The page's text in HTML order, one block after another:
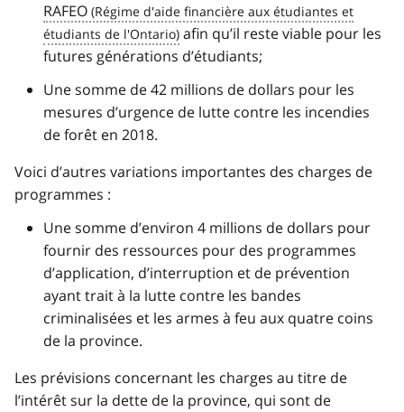
RAFEO
afin qu’il reste viable pour les
futures générations d’étudiants;
Une somme de 42 millions de dollars pour les
mesures d’urgence de lutte contre les incendies
de forêt en 2018.
Voici d’autres variations importantes des charges de
programmes :
Une somme d’environ 4 millions de dollars pour
fournir des ressources pour des programmes
d’application, d’interruption et de prévention
ayant trait à la lutte contre les bandes
criminalisées et les armes à feu aux quatre coins
de la province.
Les prévisions concernant les charges au titre de
l’intérêt sur la dette de la province, qui sont de